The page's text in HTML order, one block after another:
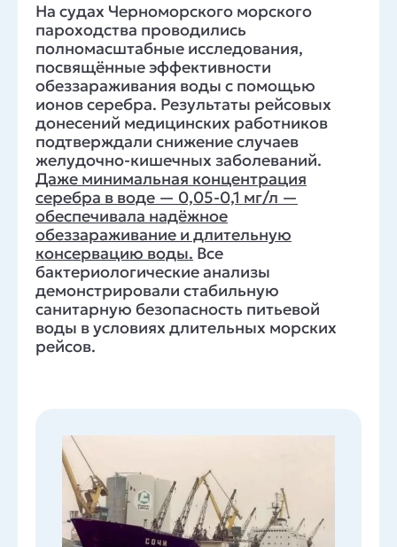
На судах Черноморского морского
пароходства проводились
полномасштабные исследования,
посвящённые эффективности
обеззараживания воды с помощью
ионов серебра. Результаты рейсовых
донесений медицинских работников
подтверждали снижение случаев
желудочно-кишечных заболеваний.
Даже минимальная концентрация
серебра в воде — 0,05-0,1 мг/л —
обеспечивала надёжное
обеззараживание и длительную
консервацию воды. Все
бактериологические анализы
демонстрировали стабильную
санитарную безопасность питьевой
воды в условиях длительных морских
рейсов.